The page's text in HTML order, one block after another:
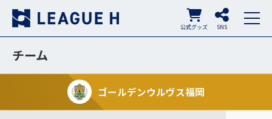
SNS
公式グッズ
チーム
ゴールデンウルヴス福岡